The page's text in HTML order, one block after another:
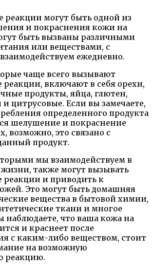
реакции могут быть одной из
и покраснения кожи на
быть вызваны различными
или веществами, с
ежедневно.
чаще всего вызывают
реакции, включают в себя орехи,
продукты, яйца, глютен,
цитрусовые. Если вы замечаете,
определенного продукта
шелушение и покраснение
возможно, это связано с
продукт.
мы взаимодействуем в
также могут вызывать
реакции и приводить к
Это могут быть домашняя
вещества в бытовой химии,
ткани и многое
наблюдаете, что ваша кожа на
и краснеет после
с каким-либо веществом, стоит
на возможную
реакцию.